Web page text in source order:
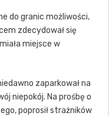
do granic możliwości,
zdecydował się
miejsce w
zaparkował na
niepokój. Na prośbę o
poprosił strażników